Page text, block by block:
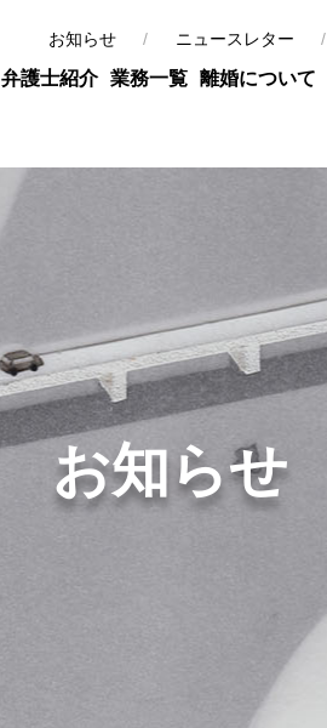
お知らせ ニュースレター
弁護士紹介 業務一覧 離婚について
お知らせ